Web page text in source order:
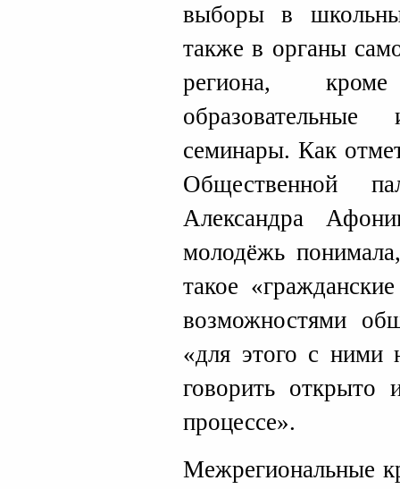
выборы в
также в органы
региона,
семинары. Как
Общественной
Александра
молодёжь
такое
возможностями
«для этого с ними
говорить открыто
процессе».
Межрегиональные